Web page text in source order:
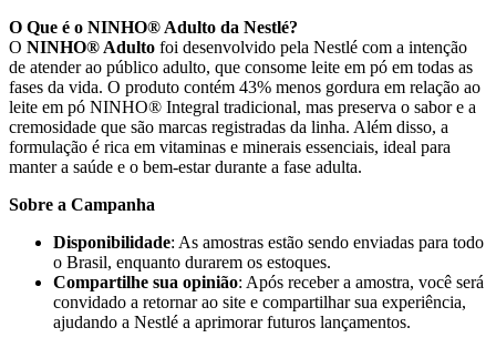
O Que é o NINHO® Adulto da Nestlé?
O NINHO® Adulto foi desenvolvido pela Nestlé com a intenção
de atender ao público adulto, que consome leite em pó em todas as
fases da vida. O produto contém 43% menos gordura em relação ao
leite em pó NINHO® Integral tradicional, mas preserva o sabor e a
cremosidade que são marcas registradas da linha. Além disso, a
formulação é rica em vitaminas e minerais essenciais, ideal para
manter a saúde e o bem-estar durante a fase adulta.
Sobre a Campanha
Disponibilidade: As amostras estão sendo enviadas para todo
o Brasil, enquanto durarem os estoques.
Compartilhe sua opinião: Após receber a amostra, você será
convidado a retornar ao site e compartilhar sua experiência,
ajudando a Nestlé a aprimorar futuros lançamentos.